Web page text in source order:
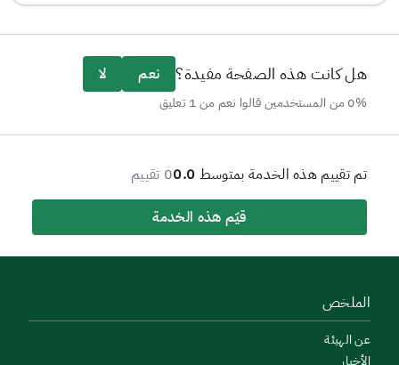
هل كانت هذه الصفحة مفيدة؟ نعم لا
0% من المستخدمين قالوا نعم من 1 تعليق
تم تقييم هذه الخدمة بمتوسط 0.00 تقييم
قيّم هذه الخدمة
الملخص
عن الهيئة
الأخبار